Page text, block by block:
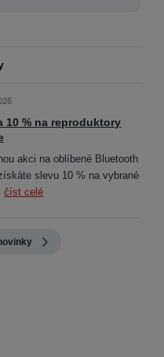
10 % na reproduktory
akci na oblíbené Bluetooth
slevu 10 % na vybrané
číst celé